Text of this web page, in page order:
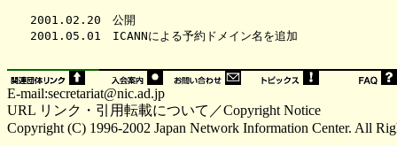
2001.02.20　公開
2001.05.01　ICANNによる予約ドメイン名を追加
E-mail:secretariat@nic.ad.jp
URL リンク・引用転載について／Copyright Notice
Copyright (C) 1996-2002 Japan Network Information Center. All